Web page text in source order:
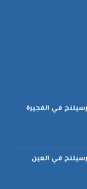
في الفجيرة
في العين